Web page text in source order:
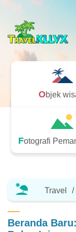
Objek
Fotografi
Travel
Beranda